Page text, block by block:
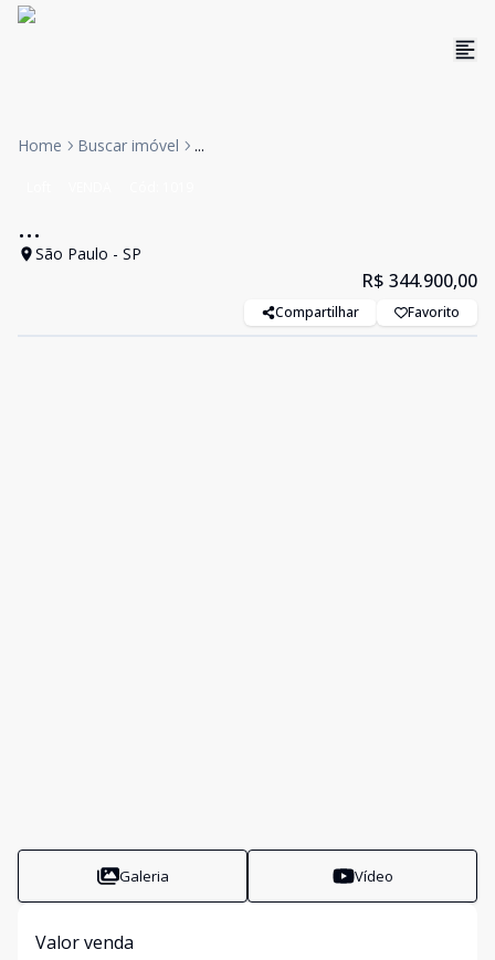
Home Buscar imóvel ...
...
São Paulo - SP
R$ 344.900,00
Compartilhar Favorito
Galeria Vídeo
Valor venda